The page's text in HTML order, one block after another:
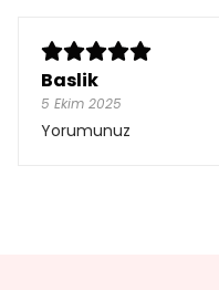
Baslik
5 Ekim 2025
Yorumunuz